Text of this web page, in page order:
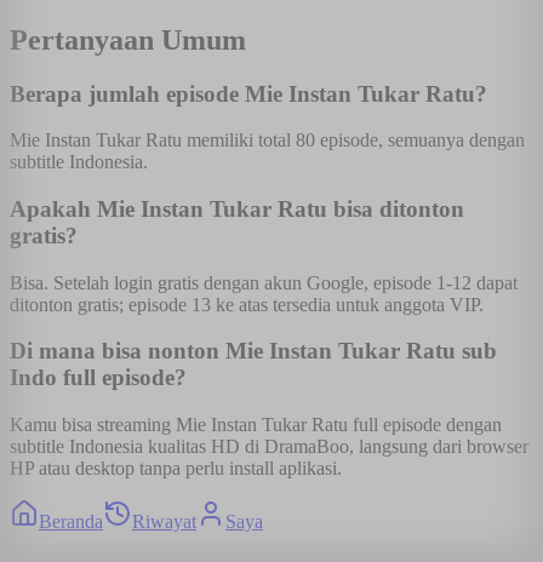
Pertanyaan Umum
Berapa jumlah episode Mie Instan Tukar Ratu?
Mie Instan Tukar Ratu memiliki total 80 episode, semuanya dengan
subtitle Indonesia.
Apakah Mie Instan Tukar Ratu bisa ditonton
gratis?
Bisa. Setelah login gratis dengan akun Google, episode 1-12 dapat
ditonton gratis; episode 13 ke atas tersedia untuk anggota VIP.
Di mana bisa nonton Mie Instan Tukar Ratu sub
Indo full episode?
Kamu bisa streaming Mie Instan Tukar Ratu full episode dengan
subtitle Indonesia kualitas HD di DramaBoo, langsung dari browser
HP atau desktop tanpa perlu install aplikasi.
Beranda Riwayat Saya